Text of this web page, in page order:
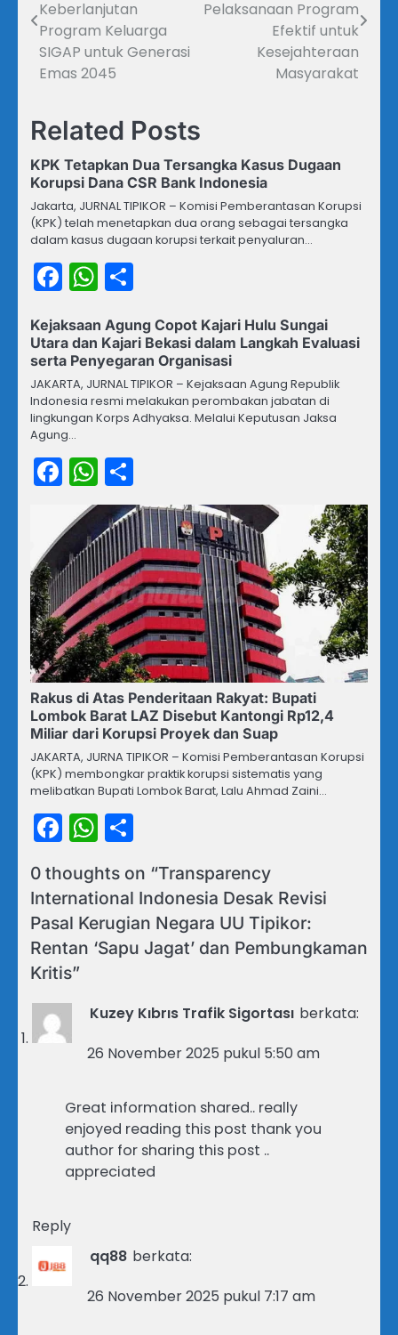
Keberlanjutan
Program Keluarga
SIGAP untuk Generasi
Emas 2045
Pelaksanaan Program
Efektif untuk
Kesejahteraan
Masyarakat
Related Posts
KPK Tetapkan Dua Tersangka Kasus Dugaan
Korupsi Dana CSR Bank Indonesia
Jakarta, JURNAL TIPIKOR – Komisi Pemberantasan Korupsi
(KPK) telah menetapkan dua orang sebagai tersangka
dalam kasus dugaan korupsi terkait penyaluran…
Facebook
WhatsApp
Kejaksaan Agung Copot Kajari Hulu Sungai
Utara dan Kajari Bekasi dalam Langkah Evaluasi
serta Penyegaran Organisasi
JAKARTA, JURNAL TIPIKOR – Kejaksaan Agung Republik
Indonesia resmi melakukan perombakan jabatan di
lingkungan Korps Adhyaksa. Melalui Keputusan Jaksa
Agung…
Facebook
WhatsApp
Rakus di Atas Penderitaan Rakyat: Bupati
Lombok Barat LAZ Disebut Kantongi Rp12,4
Miliar dari Korupsi Proyek dan Suap
JAKARTA, JURNA TIPIKOR – Komisi Pemberantasan Korupsi
(KPK) membongkar praktik korupsi sistematis yang
melibatkan Bupati Lombok Barat, Lalu Ahmad Zaini…
Facebook
WhatsApp
0 thoughts on “Transparency
International Indonesia Desak Revisi
Pasal Kerugian Negara UU Tipikor:
Rentan ‘Sapu Jagat’ dan Pembungkaman
Kritis”
Kuzey Kıbrıs Trafik Sigortası berkata:
26 November 2025 pukul 5:50 am
Great information shared.. really
enjoyed reading this post thank you
author for sharing this post ..
appreciated
Reply
qq88 berkata:
26 November 2025 pukul 7:17 am